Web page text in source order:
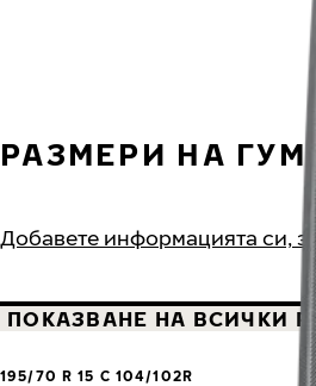
РАЗМЕРИ НА ГУМИ
Добавете информацията си,
ПОКАЗВАНЕ НА ВСИЧКИ
195/70 R 15 C 104/102R